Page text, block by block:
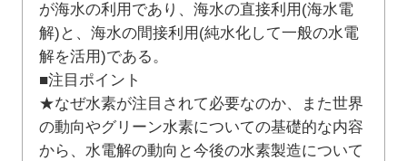
が海水の利用であり、海水の直接利用(海水電
解)と、海水の間接利用(純水化して一般の水電
解を活用)である。
■注目ポイント
★なぜ水素が注目されて必要なのか、また世界
の動向やグリーン水素についての基礎的な内容
から、水電解の動向と今後の水素製造について